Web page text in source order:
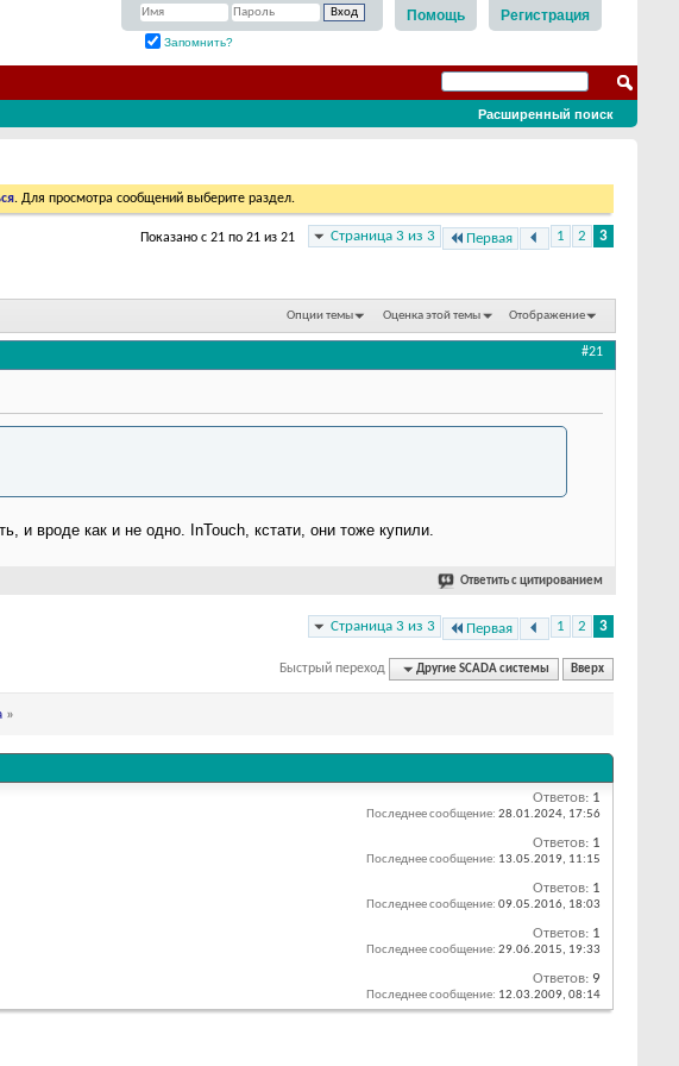
Регистрация
Помощь
Запомнить?
Расширенный поиск
. Для просмотра сообщений выберите раздел.
Страница 3 из 3 Первая 1 2 3
Показано с 21 по 21 из 21
Опции темы Оценка этой темы Отображение
#21
и вроде как и не одно. InTouch, кстати, они тоже купили.
Ответить с цитированием
Страница 3 из 3 Первая 1 2 3
Быстрый переход Другие SCADA системы Вверх
»
Ответов: 1
Последнее сообщение: 28.01.2024, 17:56
Ответов: 1
Последнее сообщение: 13.05.2019, 11:15
Ответов: 1
Последнее сообщение: 09.05.2016, 18:03
Ответов: 1
Последнее сообщение: 29.06.2015, 19:33
Ответов: 9
Последнее сообщение: 12.03.2009, 08:14